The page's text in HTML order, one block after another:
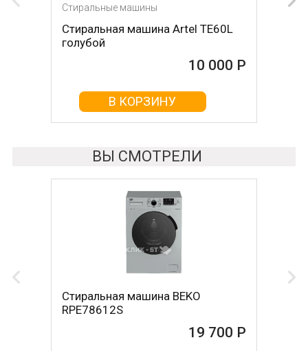
Стиральные машины
Стиральная машина Artel TE60L
голубой
10 000 Р
В КОРЗИНУ
Стиральные машины
Стиральная машина OPTIMA
МСП-55П
10 005 Р
В КОРЗИНУ
ВЫ СМОТРЕЛИ
Стиральная машина BEKO
RPE78612S
19 700 Р